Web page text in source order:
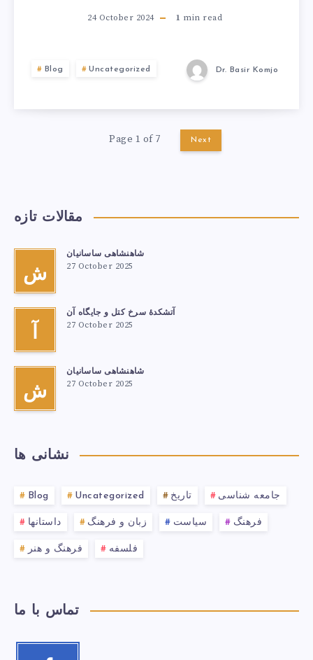
24 October 2024 1 min read
Blog Uncategorized Dr. Basir Komjo
Page 1 of 7 Next
مقالات تازه
ش
شاهنشاهی ساسانیان
27 October 2025
آ
آتشكدهٔ سرخ‌ کتل و جایگاه آن
27 October 2025
ش
شاهنشاهی ساسانیان
27 October 2025
نشانی ها
Blog Uncategorized تاریخ جامعه شناسی
داستانها زبان و فرهنگ سیاست فرهنگ
فرهنگ و هنر فلسفه
تماس با ما